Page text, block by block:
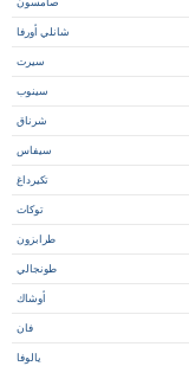
شانلي أورفا
سيرت
سينوب
شرناق
سيفاس
تكيرداغ
توكات
طرابزون
طونجالي
أوشاك
فان
يالوفا